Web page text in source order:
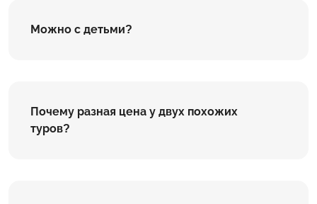
Можно с детьми?
Почему разная цена у двух похожих
туров?